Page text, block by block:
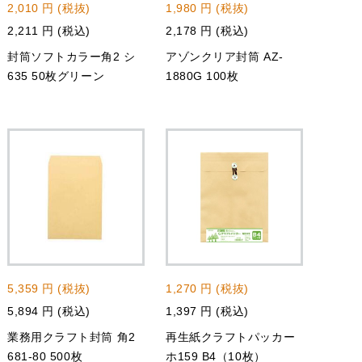
2,010 円 (税抜)
2,211 円 (税込)
封筒ソフトカラー角2 シ
635 50枚グリーン
1,980 円 (税抜)
2,178 円 (税込)
アゾンクリア封筒 AZ-
1880G 100枚
5,359 円 (税抜)
5,894 円 (税込)
業務用クラフト封筒 角2
681-80 500枚
1,270 円 (税抜)
1,397 円 (税込)
再生紙クラフトパッカー
ホ159 B4（10枚）